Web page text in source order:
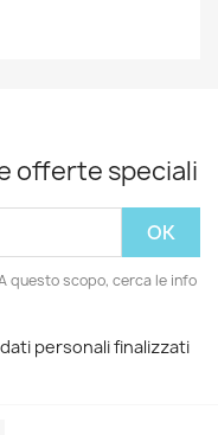
offerte speciali
questo scopo, cerca le info
personali finalizzati